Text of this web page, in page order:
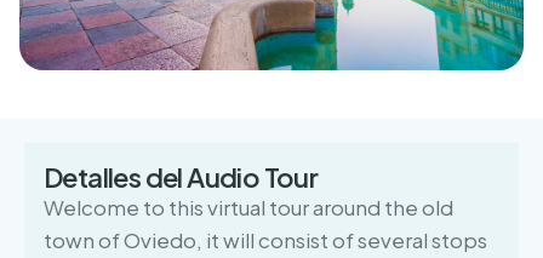
Detalles del Audio Tour
Welcome to this virtual tour around the old
town of Oviedo, it will consist of several stops